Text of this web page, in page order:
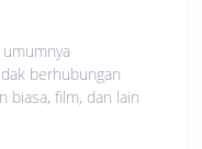
berhubungan
biasa, film, dan lain